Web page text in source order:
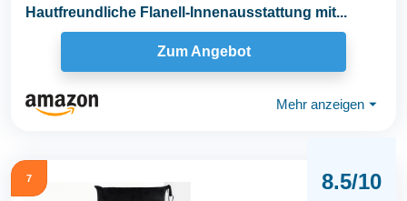
Hautfreundliche Flanell-Innenausstattung mit...
Zum Angebot
Mehr anzeigen ⏷
7 8.5/10